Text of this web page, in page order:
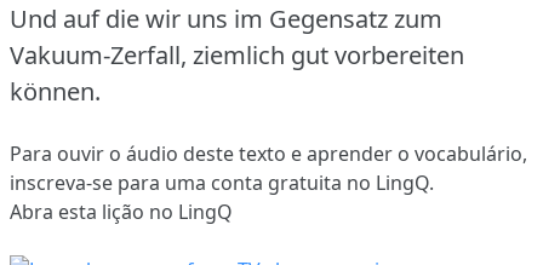
Und auf die wir uns im Gegensatz zum
Vakuum-Zerfall, ziemlich gut vorbereiten
können.
Para ouvir o áudio deste texto e aprender o vocabulário,
inscreva-se para uma conta gratuita no LingQ.
Abra esta lição no LingQ